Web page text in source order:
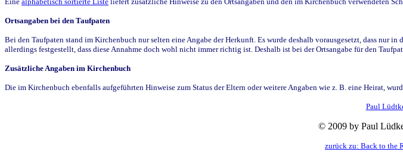
Ortsangaben bei den Taufpaten
Bei den Taufpaten stand im Kirchenbuch nur selten eine Angabe der Herkunft. Es wurde deshalb vorausgesetzt, dass nur
allerdings festgestellt, dass diese Annahme doch wohl nicht immer richtig ist. Deshalb ist bei der Ortsangabe für den
Zusätzliche Angaben im Kirchenbuch
Die im Kirchenbuch ebenfalls aufgeführten Hinweise zum Status der Eltern oder weitere Angaben wie z. B. eine Heirat,
Paul
© 2009 by Paul
zurück zu: Back to the